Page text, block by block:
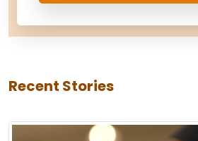
Recent Stories